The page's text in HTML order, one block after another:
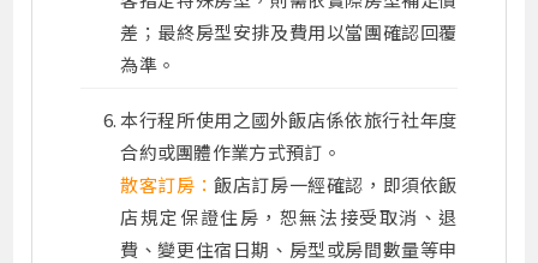
差；最終房型安排及費用以當團確認回覆
為準。
本行程所使用之國外飯店係依旅行社年度
合約或團體作業方式預訂。
散客訂房：飯店訂房一經確認，即須依飯
店規定保證住房，恕無法接受取消、退
費、變更住宿日期、房型或房間數量等申